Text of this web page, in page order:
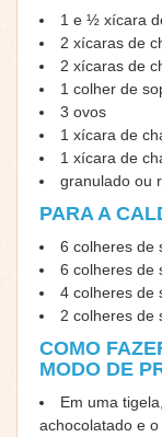
1 e ½ xícara
2 xícaras de
2 xícaras de
1 colher de
3 ovos
1 xícara de
1 xícara de
granulado ou
PARA A
6 colheres de
6 colheres de
4 colheres de
2 colheres de
COMO
MODO DE
Em uma
achocolatado e